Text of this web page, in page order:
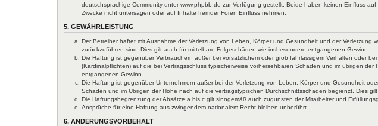
deutschsprachige Community unter www.phpbb.de zur Verfügung gestellt. Beide haben keinen Einfluss
Zwecke nicht untersagen oder auf Inhalte fremder Foren Einfluss nehmen.
5. GEWÄHRLEISTUNG
Der Betreiber haftet mit Ausnahme der Verletzung von Leben, Körper und Gesundheit und der
zurückzuführen sind. Dies gilt auch für mittelbare Folgeschäden wie insbesondere entgangenen Gewinn.
Die Haftung ist gegenüber Verbrauchern außer bei vorsätzlichem oder grob fahrlässigem Verhalten oder
(Kardinalpflichten) auf die bei Vertragsschluss typischerweise vorhersehbaren Schäden und im übrigen
entgangenen Gewinn.
Die Haftung ist gegenüber Unternehmern außer bei der Verletzung von Leben, Körper und Gesundheit
Schäden und im Übrigen der Höhe nach auf die vertragstypischen Durchschnittsschäden begrenzt. Dies
Die Haftungsbegrenzung der Absätze a bis c gilt sinngemäß auch zugunsten der Mitarbeiter und
Ansprüche für eine Haftung aus zwingendem nationalem Recht bleiben unberührt.
6. ÄNDERUNGSVORBEHALT